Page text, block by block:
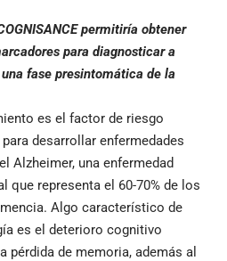
permitiría obtener
para diagnosticar a
fase presintomática de la
es el factor de riesgo
desarrollar enfermedades
Alzheimer, una enfermedad
que representa el 60-70% de los
Algo característico de
es el deterioro cognitivo
pérdida de memoria, además al